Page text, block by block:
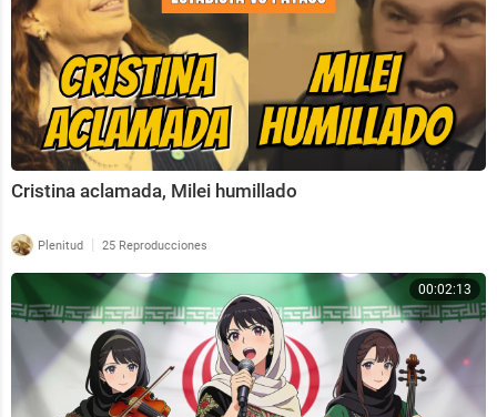
Cristina aclamada, Milei humillado
Plenitud | 25 Reproducciones
00:02:13